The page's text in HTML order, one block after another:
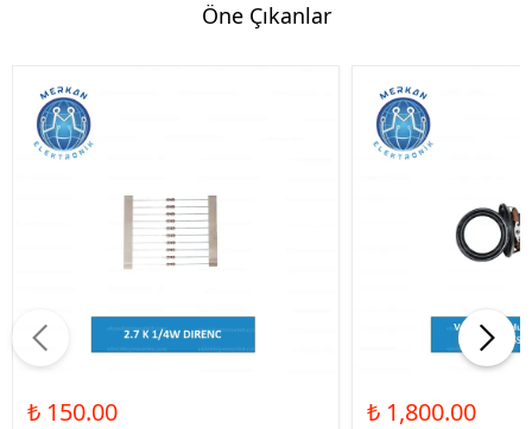
Öne Çıkanlar
₺ 150.00 ₺ 1,800.00